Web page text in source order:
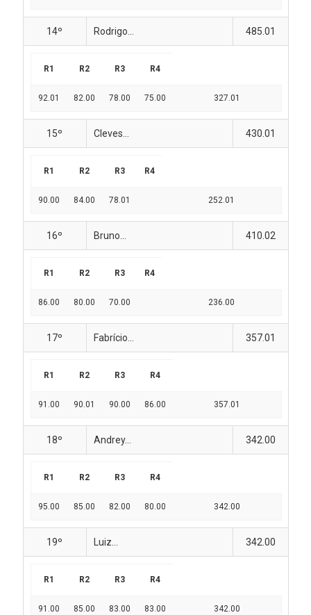
14º Rodrigo... 485.01
R1 R2 R3 R4
92.01 82.00 78.00 75.00 327.01
15º Cleves... 430.01
R1 R2 R3 R4
90.00 84.00 78.01 252.01
16º Bruno... 410.02
R1 R2 R3 R4
86.00 80.00 70.00 236.00
17º Fabrício... 357.01
R1 R2 R3 R4
91.00 90.01 90.00 86.00 357.01
18º Andrey... 342.00
R1 R2 R3 R4
95.00 85.00 82.00 80.00 342.00
19º Luiz... 342.00
R1 R2 R3 R4
91.00 85.00 83.00 83.00 342.00